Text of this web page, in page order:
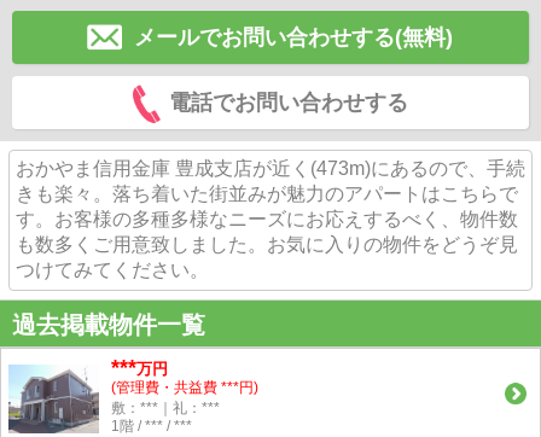
メールでお問い合わせする(無料)
電話でお問い合わせする
おかやま信用金庫 豊成支店が近く(473m)にあるので、手続
きも楽々。落ち着いた街並みが魅力のアパートはこちらで
す。お客様の多種多様なニーズにお応えするべく、物件数
も数多くご用意致しました。お気に入りの物件をどうぞ見
つけてみてください。
過去掲載物件一覧
***万円
(管理費・共益費 ***円)
敷：***｜礼：***
1階 / *** / ***